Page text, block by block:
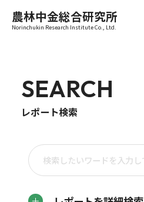
農林中金総合研究所
Norinchukin Research Institute Co., Ltd.
SEARCH
レポート検索